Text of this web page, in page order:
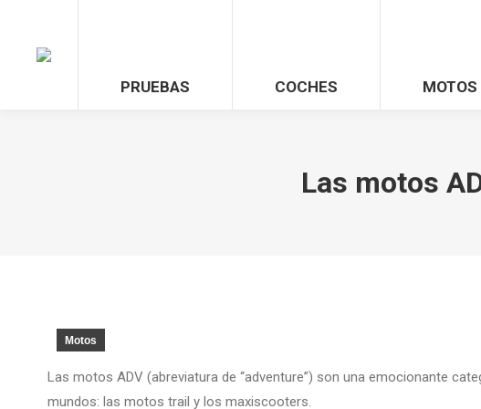
PRUEBAS COCHES MOTOS
Las motos
Motos
Las motos ADV (abreviatura de “adventure”) son una emocionante
mundos: las motos trail y los maxiscooters.